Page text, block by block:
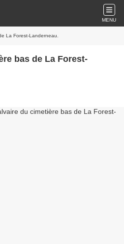
MENU
La Forest-Landerneau.
bas de La Forest-